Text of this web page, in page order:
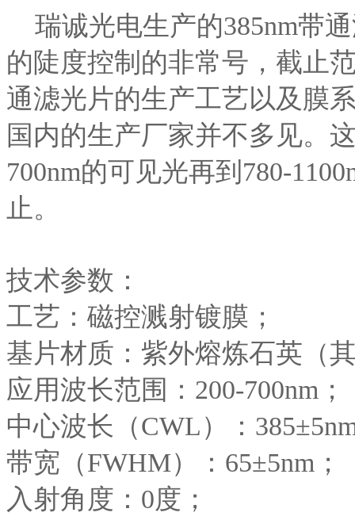
瑞诚光电生产的385nm带
的陡度控制的非常号，截止
通滤光片的生产工艺以及膜
国内的生产厂家并不多见。
700nm的可见光再到780-
止。
技术参数：
工艺：磁控溅射镀膜；
基片材质：紫外熔炼石英（
应用波长范围：200-700nm；
中心波长（CWL）：
带宽（FWHM）：65±5nm；
入射角度：0度；